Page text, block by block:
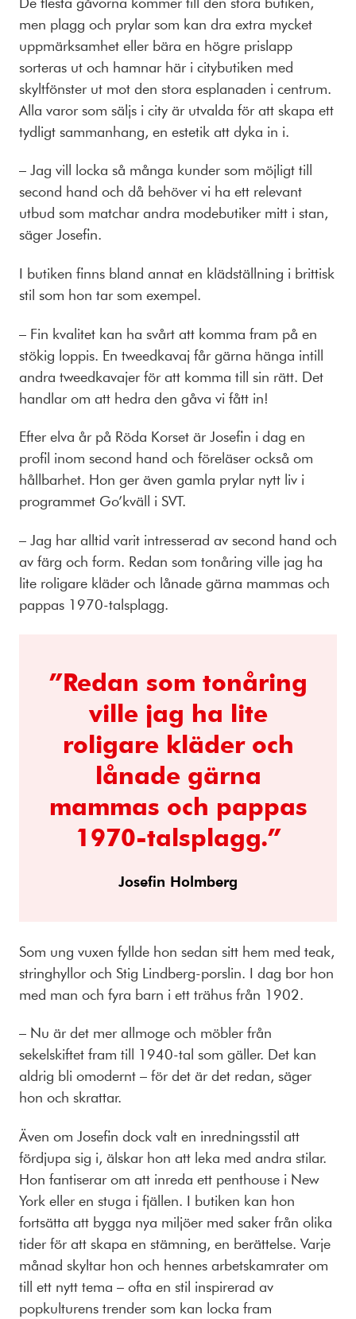
men plagg och prylar som kan dra extra mycket
uppmärksamhet eller bära en högre prislapp
sorteras ut och hamnar här i citybutiken med
skyltfönster ut mot den stora esplanaden i centrum.
Alla varor som säljs i city är utvalda för att skapa ett
tydligt sammanhang, en estetik att dyka in i.
– Jag vill locka så många kunder som möjligt till
second hand och då behöver vi ha ett relevant
utbud som matchar andra modebutiker mitt i stan,
säger Josefin.
I butiken finns bland annat en klädställning i brittisk
stil som hon tar som exempel.
– Fin kvalitet kan ha svårt att komma fram på en
stökig loppis. En tweedkavaj får gärna hänga intill
andra tweedkavajer för att komma till sin rätt. Det
handlar om att hedra den gåva vi fått in!
Efter elva år på Röda Korset är Josefin i dag en
profil inom second hand och föreläser också om
hållbarhet. Hon ger även gamla prylar nytt liv i
programmet Go’kväll i SVT.
– Jag har alltid varit intresserad av second hand och
av färg och form. Redan som tonåring ville jag ha
lite roligare kläder och lånade gärna mammas och
pappas 1970-talsplagg.
”Redan som tonåring
ville jag ha lite
roligare kläder och
lånade gärna
mammas och pappas
1970-talsplagg.”
Josefin Holmberg
Som ung vuxen fyllde hon sedan sitt hem med teak,
stringhyllor och Stig Lindberg-porslin. I dag bor hon
med man och fyra barn i ett trähus från 1902.
– Nu är det mer allmoge och möbler från
sekelskiftet fram till 1940-tal som gäller. Det kan
aldrig bli omodernt – för det är det redan, säger
hon och skrattar.
Även om Josefin dock valt en inredningsstil att
fördjupa sig i, älskar hon att leka med andra stilar.
Hon fantiserar om att inreda ett penthouse i New
York eller en stuga i fjällen. I butiken kan hon
fortsätta att bygga nya miljöer med saker från olika
tider för att skapa en stämning, en berättelse. Varje
månad skyltar hon och hennes arbetskamrater om
till ett nytt tema – ofta en stil inspirerad av
popkulturens trender som kan locka fram